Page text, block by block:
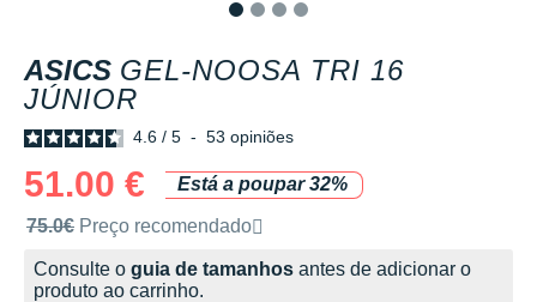
ASICS GEL-NOOSA TRI 16
JÚNIOR
4.6 / 5 - 53 opiniões
51.00 €
Está a poupar 32%
Preço de venda recomendado pela marca
75.0€ Preço recomendado
Consulte o guia de tamanhos antes de adicionar o
produto ao carrinho.